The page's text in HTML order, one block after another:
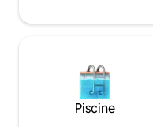
Piscine